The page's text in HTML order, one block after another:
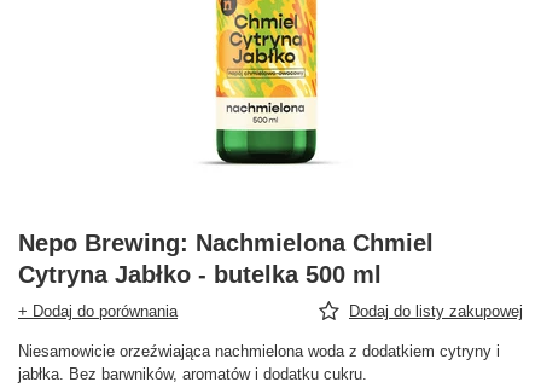
Nepo Brewing: Nachmielona Chmiel
Cytryna Jabłko - butelka 500 ml
+ Dodaj do porównania Dodaj do listy zakupowej
Niesamowicie orzeźwiająca nachmielona woda z dodatkiem cytryny i
jabłka. Bez barwników, aromatów i dodatku cukru.